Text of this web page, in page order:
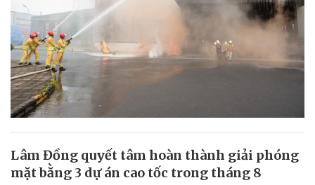
Lâm Đồng quyết tâm hoàn thành giải phóng
mặt bằng 3 dự án cao tốc trong tháng 8